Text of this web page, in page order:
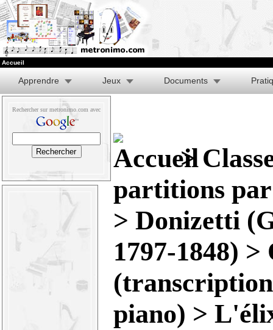
Accueil
Apprendre Jeux Documents
Rechercher sur metronimo.com avec
>
partitions
> Donizetti
1797-1848) >
piano) >